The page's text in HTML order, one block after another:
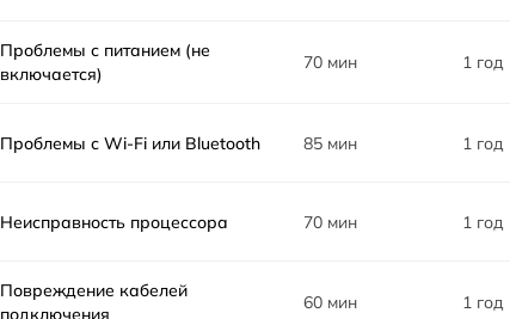
Проблемы с питанием (не
включается)
70 мин 1 год
Проблемы с Wi-Fi или Bluetooth 85 мин 1 год
Неисправность процессора 70 мин 1 год
Повреждение кабелей
подключения
60 мин 1 год